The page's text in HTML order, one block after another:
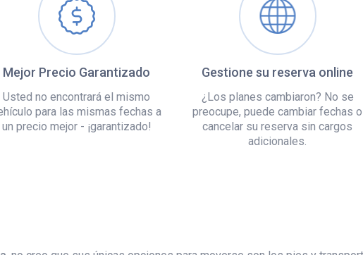
Mejor Precio Garantizado
Usted no encontrará el mismo
para las mismas fechas a
un precio mejor - ¡garantizado!
Gestione su reserva online
¿Los planes cambiaron? No se
preocupe, puede cambiar fechas o
cancelar su reserva sin cargos
adicionales.